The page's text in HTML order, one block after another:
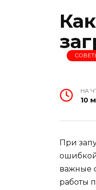
НА
10
При
важные
работы